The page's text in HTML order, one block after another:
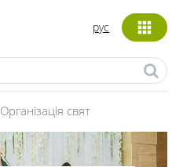
рус
Організація свят